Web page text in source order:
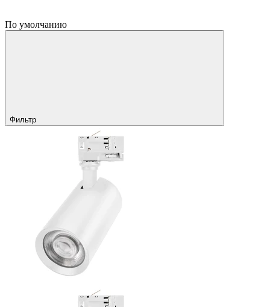
По умолчанию
Фильтр